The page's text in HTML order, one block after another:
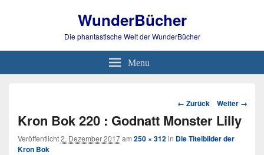
WunderBücher
Die phantastische Welt der WunderBücher
Menu
Bild-
Navigation
← Zurück Weiter →
Kron Bok 220 : Godnatt Monster Lilly
Veröffentlicht2. Dezember 2017am 250 × 312in Die Titelbilder der
Kron Bok